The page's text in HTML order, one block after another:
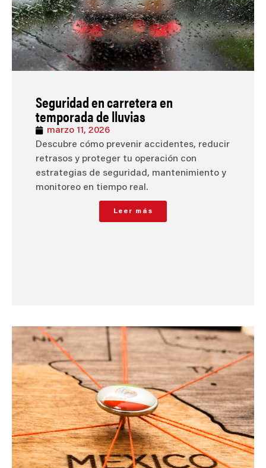
Seguridad en carretera en
temporada de lluvias
marzo 11, 2026
Descubre cómo prevenir accidentes, reducir
retrasos y proteger tu operación con
estrategias de seguridad, mantenimiento y
monitoreo en tiempo real.
Leer más